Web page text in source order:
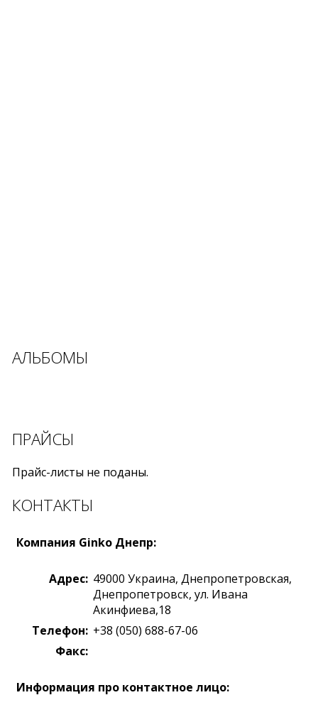
АЛЬБОМЫ
ПРАЙСЫ
Прайс-листы не поданы.
КОНТАКТЫ
Компания Ginko Днепр:
Адрес: 49000 Украина,Днепропетровская,
Днепропетровск,ул. Ивана
Акинфиева,18
Телефон: +38 (050) 688-67-06
Факс:
Информация про контактное лицо: